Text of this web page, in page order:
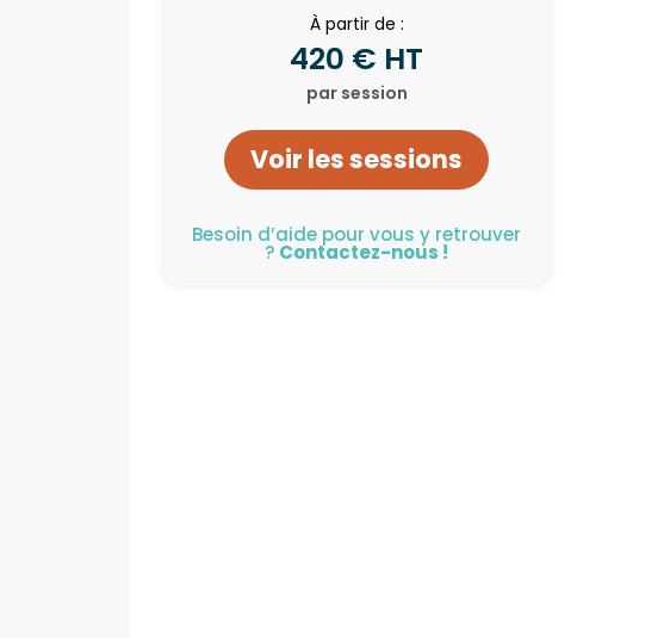
À partir de :
420 € HT
par session
Voir les sessions
Besoin d’aide pour vous y retrouver
? Contactez-nous !